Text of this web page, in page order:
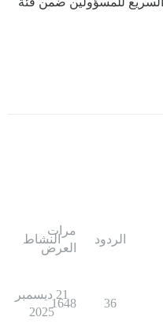
الردود
مرات
العرض
النشاط
36
1648
21 ديسمبر
2025